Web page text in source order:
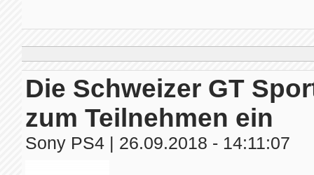
Die Schweizer GT
zum Teilnehmen ein
Sony PS4 | 26.09.2018 - 14:11:07